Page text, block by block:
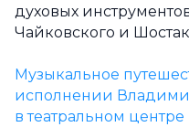
духовых
Чайковского и
Музыкальное
исполнении
в театральном